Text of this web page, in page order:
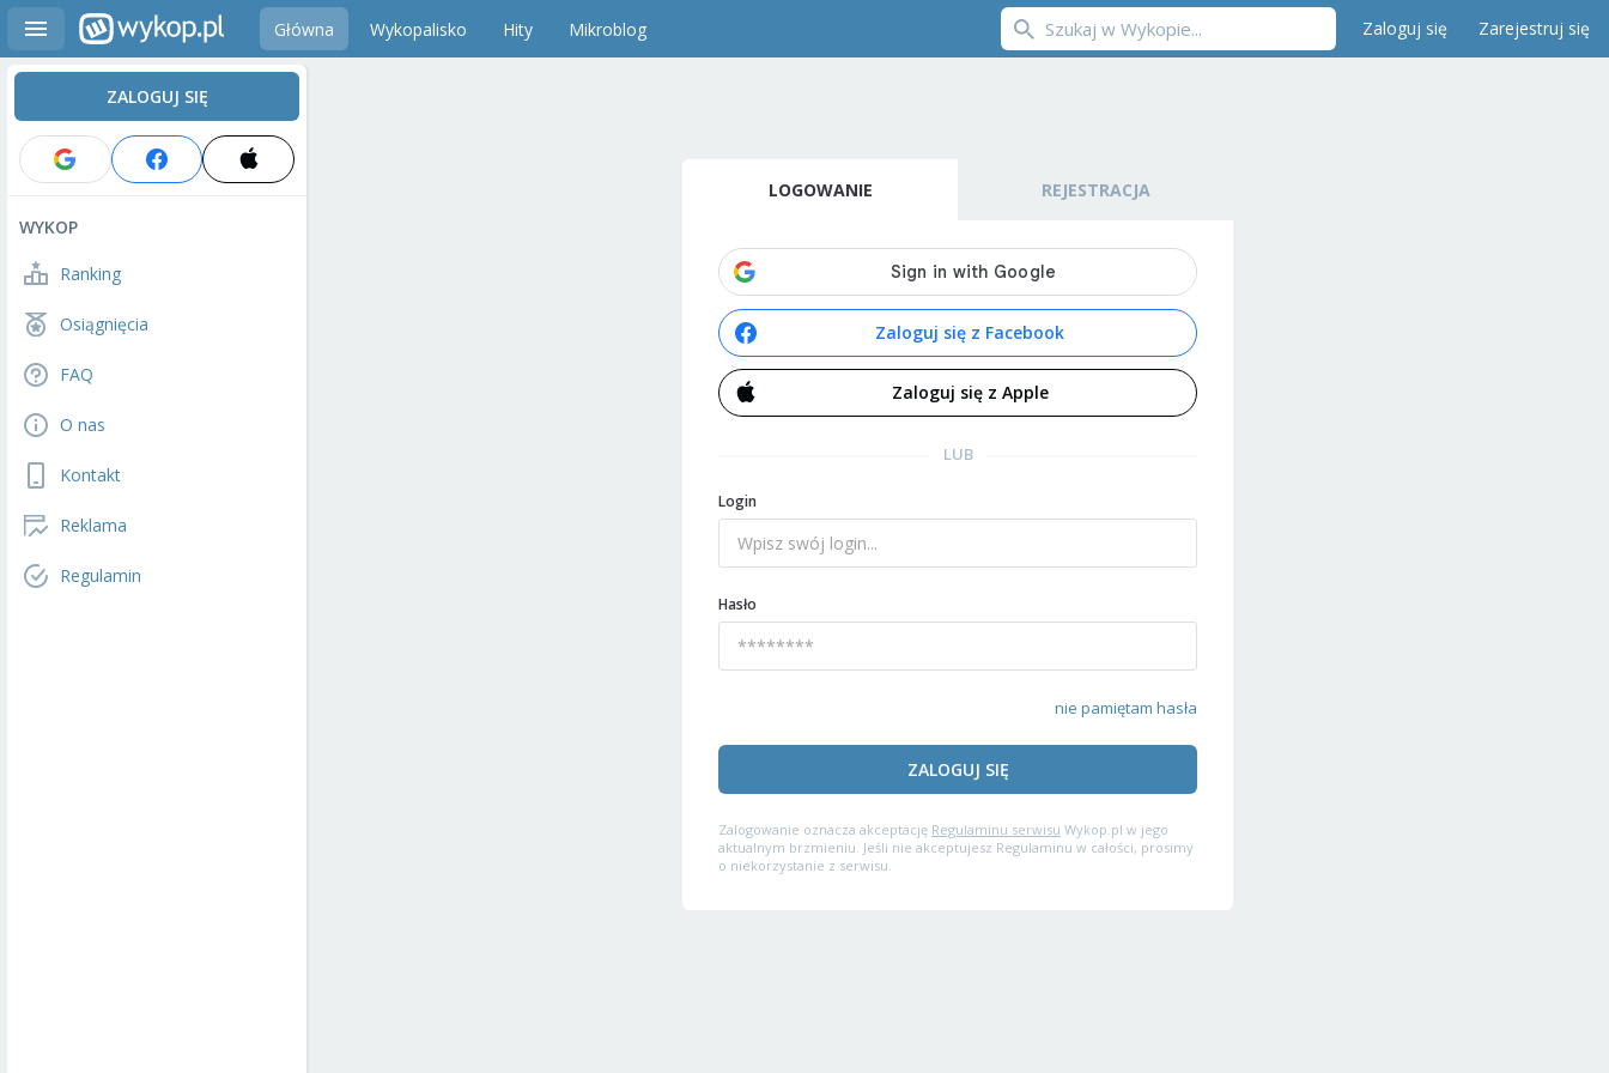
Główna Wykopalisko Hity Mikroblog Zaloguj się Zarejestruj się
ZALOGUJ SIĘ
WYKOP
Ranking
Osiągnięcia
FAQ
O nas
Kontakt
Reklama
Regulamin
LOGOWANIE REJESTRACJA
Zaloguj się z Facebook
Zaloguj się z Apple
LUB
Login
Hasło
nie pamiętam hasła
ZALOGUJ SIĘ
Zalogowanie oznacza akceptację Regulaminu serwisu Wykop.pl w jego
aktualnym brzmieniu. Jeśli nie akceptujesz Regulaminu w całości, prosimy
o niekorzystanie z serwisu.